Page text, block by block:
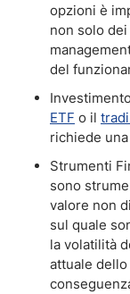
opzioni è
non solo
del
ETF o il
richiede
Strumenti
sono
valore non
sul quale
la volatilità
attuale